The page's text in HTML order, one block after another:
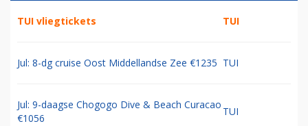
TUI vliegtickets TUI
Jul: 8-dg cruise Oost Middellandse Zee €1235 TUI
Jul: 9-daagse Chogogo Dive & Beach Curacao
€1056
TUI